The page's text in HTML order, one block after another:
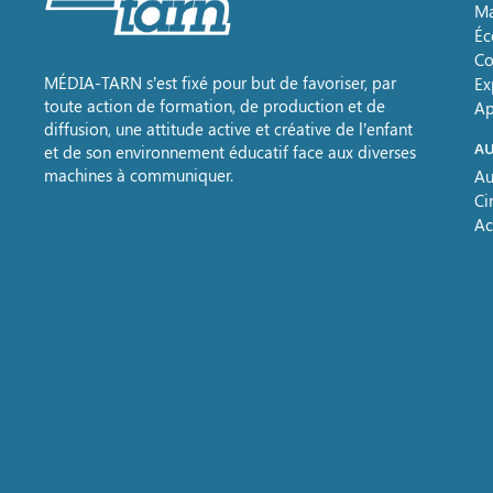
MÉDIA-TARN s’est fixé pour but de favoriser, par
toute action de formation, de production et de
diffusion, une attitude active et créative de l’enfant
et de son environnement éducatif face aux diverses
machines à communiquer.